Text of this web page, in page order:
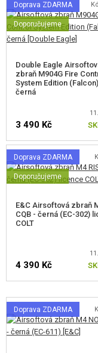
ZÁSOBNÍKY, PLNIČKY
BRÝLE, MASKY
VÝSTROJ,
MASKOVÁNÍ, BARVY,
VYSÍLAČKY,
DOPLŇKY KE
NÁHRADNÍ DÍLY,
SERVIS A ÚDRŽBA
OUTDOOR A
JÍDLO
STAVEBNICE, MODELY
Doprava ZDARMA
Doporučujeme
Double Eagle
zbraň M904G Fire
System Edition
černá
3 490 Kč
Doprava ZDARMA
Doporučujeme
E&C Airsoftová zbraň
CQB - černá (EC-302)
COLT
4 390 Kč
Doprava ZDARMA